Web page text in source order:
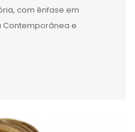
com ênfase em
Contemporânea e